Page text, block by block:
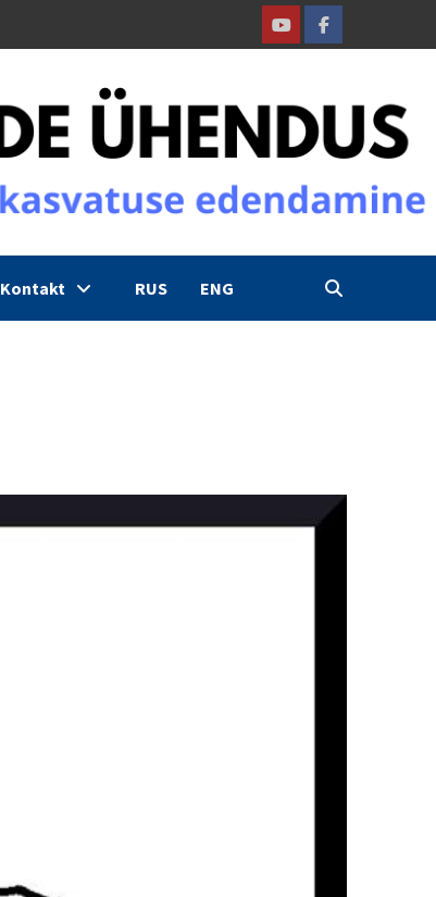
YoutubeFacebook
Kontakt RUS ENG